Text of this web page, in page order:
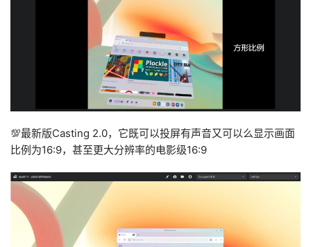
💯最新版Casting 2.0，它既可以投屏有声音又可以么显示画面
比例为16:9，甚至更大分辨率的电影级16:9